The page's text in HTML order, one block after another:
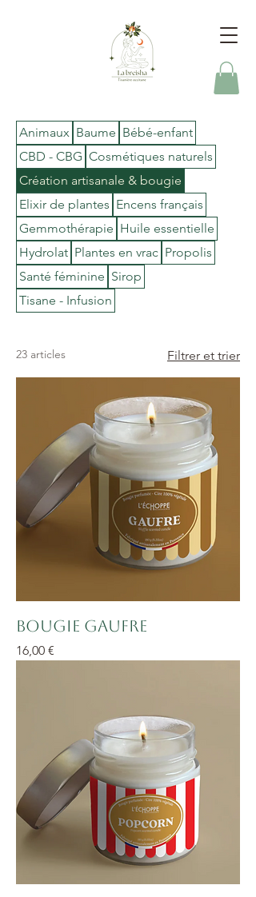
Animaux Baume Bébé-enfant
CBD - CBG Cosmétiques naturels
Création artisanale & bougie
Elixir de plantes Encens français
Gemmothérapie Huile essentielle
Hydrolat Plantes en vrac Propolis
Santé féminine Sirop
Tisane - Infusion
23 articles Filtrer et trier
Bougie Gaufre
Prix
16,00 €